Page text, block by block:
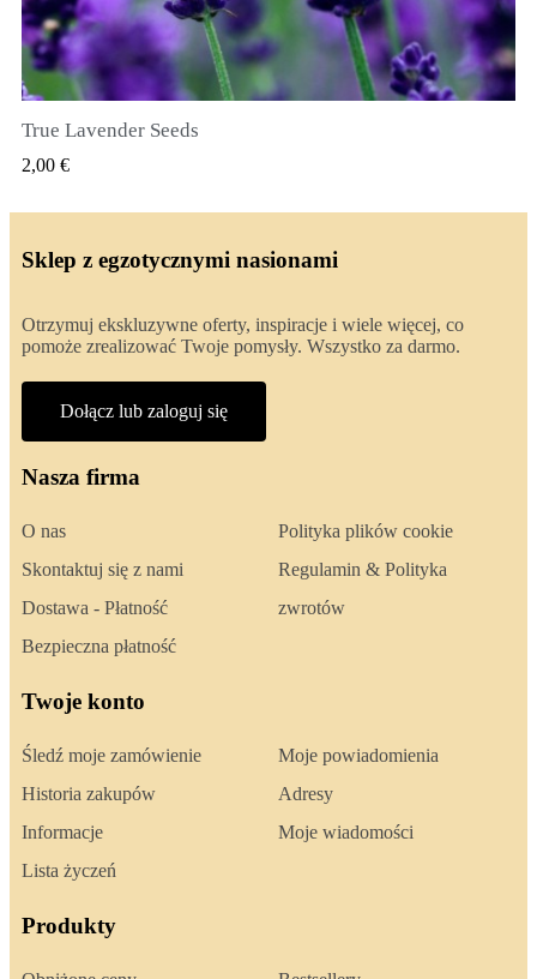
SZYBKI PODGLĄD
True Lavender Seeds
2,00 €
Sklep z egzotycznymi nasionami
Otrzymuj ekskluzywne oferty, inspiracje i wiele więcej, co
pomoże zrealizować Twoje pomysły. Wszystko za darmo.
Dołącz lub zaloguj się
Nasza firma
O nas
Skontaktuj się z nami
Dostawa - Płatność
Bezpieczna płatność
Polityka plików cookie
Regulamin & Polityka
zwrotów
Twoje konto
Śledź moje zamówienie
Historia zakupów
Informacje
Lista życzeń
Moje powiadomienia
Adresy
Moje wiadomości
Produkty